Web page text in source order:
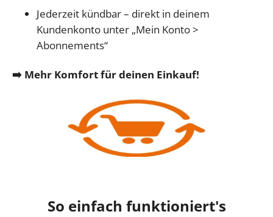
Jederzeit kündbar – direkt in deinem
Kundenkonto unter „Mein Konto >
Abonnements“
➡️ Mehr Komfort für deinen Einkauf!
So einfach funktioniert's